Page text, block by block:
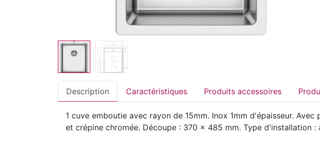
Description Caractéristiques Produits accessoires
1 cuve emboutie avec rayon de 15mm. Inox 1mm d'épaisseur.
et crépine chromée. Découpe : 370 x 485 mm. Type d'installation :